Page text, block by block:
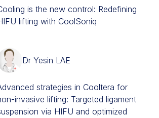
is the new control: Redefining
lifting with CoolSoniq
Dr Yesin LAE
strategies in Cooltera for
invasive lifting: Targeted ligament
via HIFU and optimized